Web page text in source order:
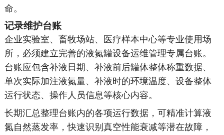
命。
记录维护台账
企业实验室、畜牧场站、医疗样本中心等专业使用场
所，必须建立完善的液氮罐设备运维管理专属台账。
台账应包含补液日期、补液前后罐体整体称重数据、
单次实际加注液氮量、补液时的环境温度、设备整体
运行状态、操作人员信息等核心内容。
长期汇总整理台账内的各项运行数据，可精准计算液
氮自然蒸发率，快速识别真空性能衰减等潜在故障，